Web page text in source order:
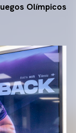
Olímpicos